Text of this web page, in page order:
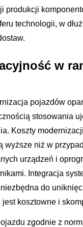
produkcji
technologii, w
w
pojazdów
stosowania
Koszty
wyższe niż w
urządzeń i
Integracja
do
kosztowne i
zgodnie z